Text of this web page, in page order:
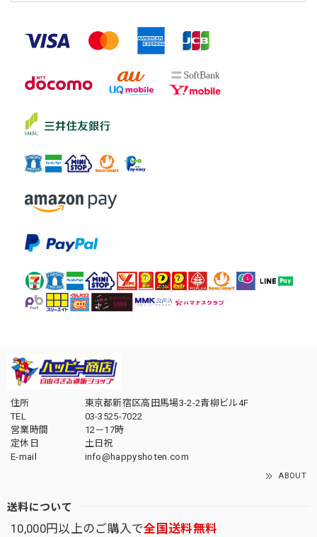
住所
東京都新宿区高田馬場3-2-2青柳ビル4F
TEL
03-3525-7022
営業時間
12－17時
定休日
土日祝
E-mail
info@happyshoten.com
ABOUT
送料について
10,000円以上のご購入で全国送料無料